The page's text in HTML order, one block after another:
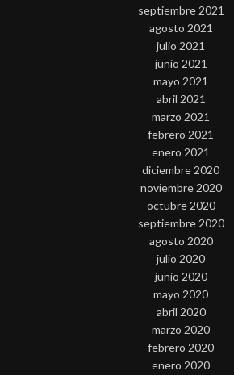
septiembre 2021
agosto 2021
julio 2021
junio 2021
mayo 2021
abril 2021
marzo 2021
febrero 2021
enero 2021
diciembre 2020
noviembre 2020
octubre 2020
septiembre 2020
agosto 2020
julio 2020
junio 2020
mayo 2020
abril 2020
marzo 2020
febrero 2020
enero 2020